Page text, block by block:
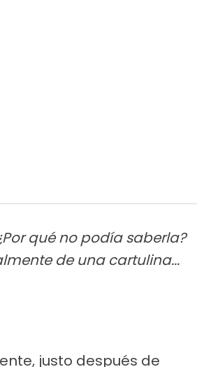
qué no podía saberla?
de una cartulina...
justo después de